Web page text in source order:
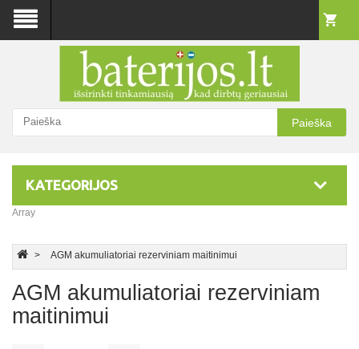
Paieška
KATEGORIJOS
Array
AGM akumuliatoriai rezerviniam maitinimui
AGM akumuliatoriai rezerviniam
maitinimui